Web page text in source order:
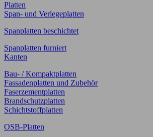
Platten
Span- und Verlegeplatten
Spanplatten beschichtet
Spanplatten furniert
Kanten
Bau- / Kompaktplatten
Fassadenplatten und Zubehör
Faserzementplatten
Brandschutzplatten
Schichtstoffplatten
OSB-Platten